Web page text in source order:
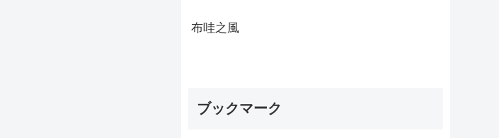
布哇之風
ブックマーク